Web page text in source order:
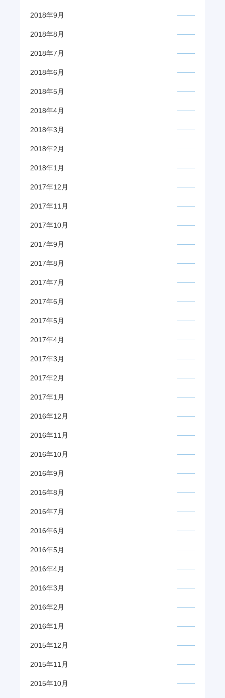
2018年9月
2018年8月
2018年7月
2018年6月
2018年5月
2018年4月
2018年3月
2018年2月
2018年1月
2017年12月
2017年11月
2017年10月
2017年9月
2017年8月
2017年7月
2017年6月
2017年5月
2017年4月
2017年3月
2017年2月
2017年1月
2016年12月
2016年11月
2016年10月
2016年9月
2016年8月
2016年7月
2016年6月
2016年5月
2016年4月
2016年3月
2016年2月
2016年1月
2015年12月
2015年11月
2015年10月